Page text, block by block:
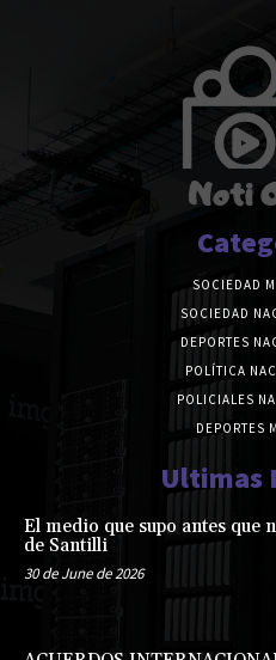
SOCIEDAD
SOCIEDAD
DEPORTES
POLÍTICA
POLICIALES
DEPORTES
Ultimas
El medio que supo antes que
de Santilli
30 de June de 2026